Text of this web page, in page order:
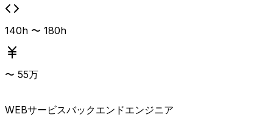
140h 〜 180h
〜 55万
WEBサービスバックエンドエンジニア